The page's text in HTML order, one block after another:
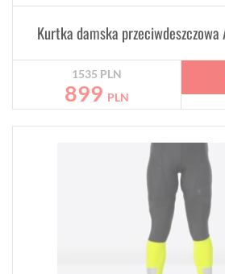
1535 PLN
899 PLN